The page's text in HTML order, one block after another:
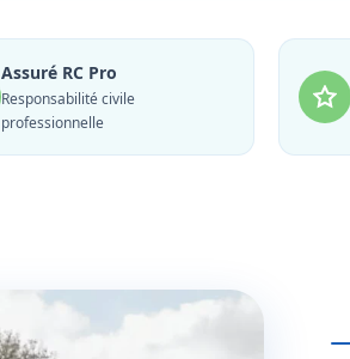
Assuré RC Pro
Responsabilité civile
professionnelle